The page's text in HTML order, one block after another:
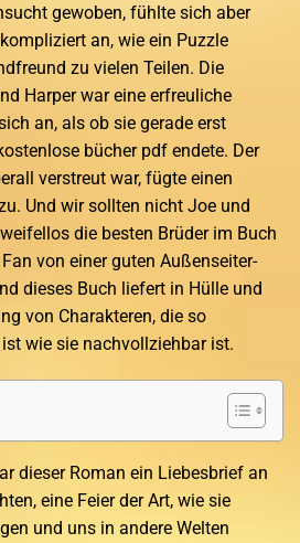
gewoben, fühlte sich aber
an, wie ein Puzzle
zu vielen Teilen. Die
Harper war eine erfreuliche
an, als ob sie gerade erst
bücher pdf endete. Der
verstreut war, fügte einen
Und wir sollten nicht Joe und
die besten Brüder im Buch
von einer guten Außenseiter-
dieses Buch liefert in Hülle und
von Charakteren, die so
wie sie nachvollziehbar ist.
dieser Roman ein Liebesbrief an
eine Feier der Art, wie sie
und uns in andere Welten